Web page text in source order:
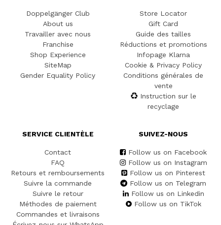
Doppelgänger Club
About us
Travailler avec nous
Franchise
Shop Experience
SiteMap
Gender Equality Policy
Store Locator
Gift Card
Guide des tailles
Réductions et promotions
Infopage Klarna
Cookie & Privacy Policy
Conditions générales de
vente
Instruction sur le
recyclage
SERVICE CLIENTÈLE
Contact
FAQ
Retours et remboursements
Suivre la commande
Suivre le retour
Méthodes de paiement
Commandes et livraisons
SUIVEZ-NOUS
Follow us on Facebook
Follow us on Instagram
Follow us on Pinterest
Follow us on Telegram
Follow us on Linkedin
Follow us on TikTok